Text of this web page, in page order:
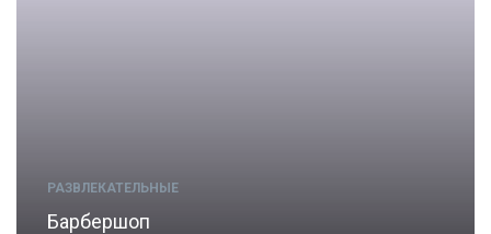
РАЗВЛЕКАТЕЛЬНЫЕ
Барбершоп